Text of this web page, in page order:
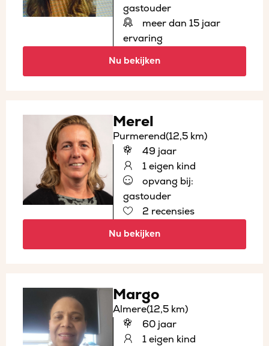
gastouder
meer dan 15 jaar
ervaring
Nu bekijken
Merel
Purmerend(12,5 km)
49 jaar
1 eigen kind
opvang bij:
gastouder
2 recensies
Nu bekijken
Margo
Almere(12,5 km)
60 jaar
1 eigen kind